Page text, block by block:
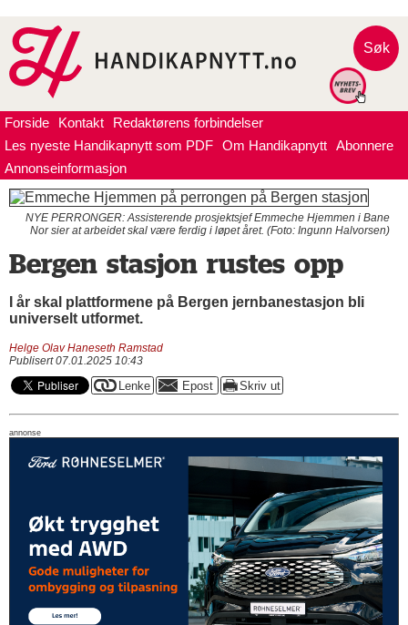
Søk
Forside Kontakt
Redaktørens forbindelser
Les nyeste Handikapnytt som PDF Om Handikapnytt Abonnere
Annonseinformasjon
NYE PERRONGER: Assisterende prosjektsjef Emmeche Hjemmen i Bane
Nor sier at arbeidet skal være ferdig i løpet året. (Foto: Ingunn Halvorsen)
Bergen stasjon rustes opp
I år skal plattformene på Bergen jernbanestasjon bli
universelt utformet.
Helge Olav Haneseth Ramstad
Publisert 07.01.2025 10:43
annonse